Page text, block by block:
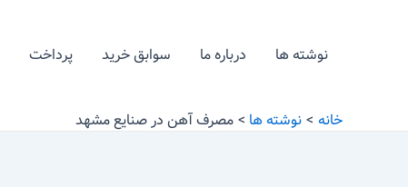
نوشته ها درباره ما سوابق خرید پرداخت
خانه نوشته ها مصرف آهن در صنایع مشهد